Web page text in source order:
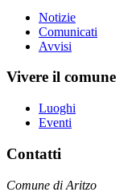
Notizie
Comunicati
Avvisi
Vivere il comune
Luoghi
Eventi
Contatti
Comune di Aritzo